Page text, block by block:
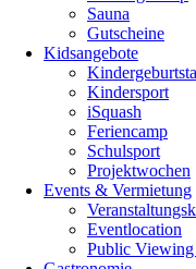
Sauna
Gutscheine
Kidsangebote
Kindersport
iSquash
Feriencamp
Schulsport
Projektwochen
Events & Vermietung
Eventlocation
Public